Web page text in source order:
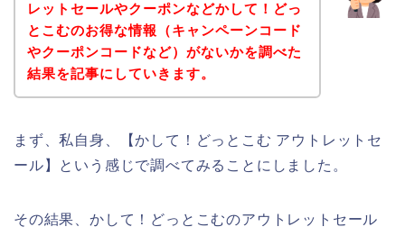
レットセールやクーポンなどかして！どっ
とこむのお得な情報（キャンペーンコード
やクーポンコードなど）がないかを調べた
結果を記事にしていきます。
まず、私自身、【かして！どっとこむ アウトレットセ
ール】という感じで調べてみることにしました。
その結果、かして！どっとこむのアウトレットセール